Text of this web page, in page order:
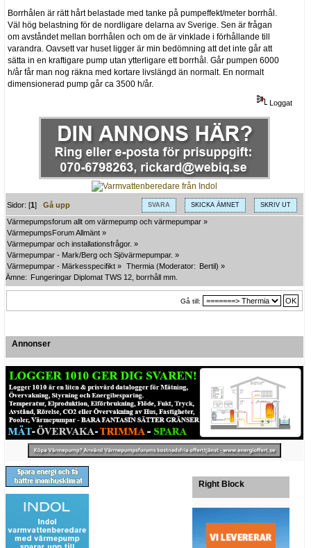
Borrhålen är rätt hårt belastade med tanke på pumpeffekt/meter borrhål.
Väl hög belastning för de nordligare delarna av Sverige. Sen är frågan
om avståndet mellan borrhålen och om de är vinklade i förhållande till
varandra. Oavsett var huset ligger är min bedömning att det inte går att
sätta in en kraftigare pump utan ytterligare ett borrhål. Går pumpen 6000
h/år får man nog räkna med kortare livslängd än normalt. En normalt
dimensionerad pump går ca 3500 h/år.
Loggat
SVARA SKICKA ÄMNET SKRIV UT
Sidor: [1]Gå upp
Värmepumpsforum allt om värmepump och värmepumpar »
VärmepumpsForum Allmänt »
Värmepumpar och installationsfrågor. »
Värmepumpar - Mark/Berg och Sjövärmepumpar. »
Värmepumpar - Märkesspecifikt » Thermia (Moderator: Bertil) »
Ämne: Fungeringar Diplomat TWS 12, borrhåll mm.
Gå till:
Annonser
Right Block